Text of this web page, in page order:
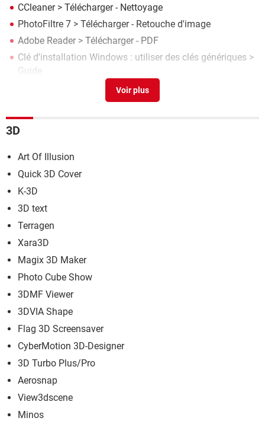
CCleaner> Télécharger - Nettoyage
PhotoFiltre 7 > Télécharger - Retouche d'image
Adobe Reader > Télécharger - PDF
Clé d'installation Windows : utiliser des clés génériques >
Guide
Malwarebytes Anti-Malware> Télécharger - Antivirus &
3D
Art Of Illusion
Quick 3D Cover
K-3D
3D text
Terragen
Xara3D
Magix 3D Maker
Photo Cube Show
3DMF Viewer
3DVIA Shape
Flag 3D Screensaver
CyberMotion 3D-Designer
3D Turbo Plus/Pro
Aerosnap
View3dscene
Minos